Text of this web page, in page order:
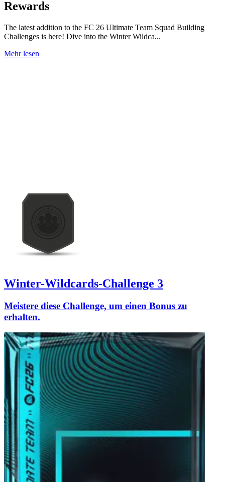
Rewards
The latest addition to the FC 26 Ultimate Team Squad Building
Challenges is here! Dive into the Winter Wildca...
Mehr lesen
Winter-Wildcards-Challenge 3
Meistere diese Challenge, um einen Bonus zu
erhalten.